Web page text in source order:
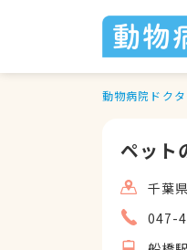
動物病院ドク
ペット
千葉
047-